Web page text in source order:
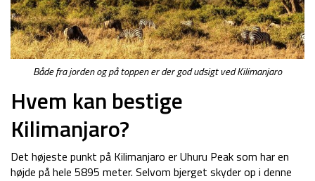
Både fra jorden og på toppen er der god udsigt ved Kilimanjaro
Hvem kan bestige
Kilimanjaro?
Det højeste punkt på Kilimanjaro er Uhuru Peak som har en
højde på hele 5895 meter. Selvom bjerget skyder op i denne